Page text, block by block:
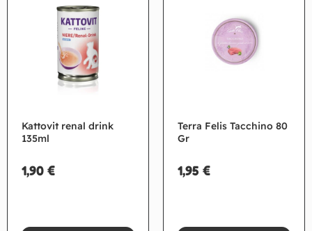
Kattovit renal drink
135ml
1,90 €
Terra Felis Tacchino 80
Gr
1,95 €